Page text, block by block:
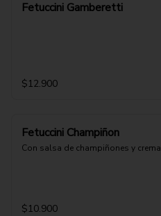
Fetuccini Gamberetti
$12.900
Fetuccini Champiñon
Con salsa de champiñones y crema
$10.900